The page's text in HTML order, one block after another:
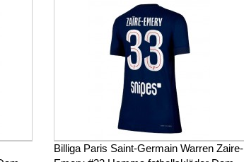
Billiga Paris Saint-Germain Warren Zaire-